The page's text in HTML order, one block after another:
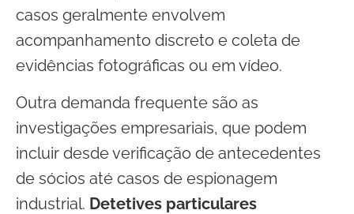
casos geralmente envolvem
acompanhamento discreto e coleta de
evidências fotográficas ou em vídeo.
Outra demanda frequente são as
investigações empresariais, que podem
incluir desde verificação de antecedentes
de sócios até casos de espionagem
industrial. Detetives particulares